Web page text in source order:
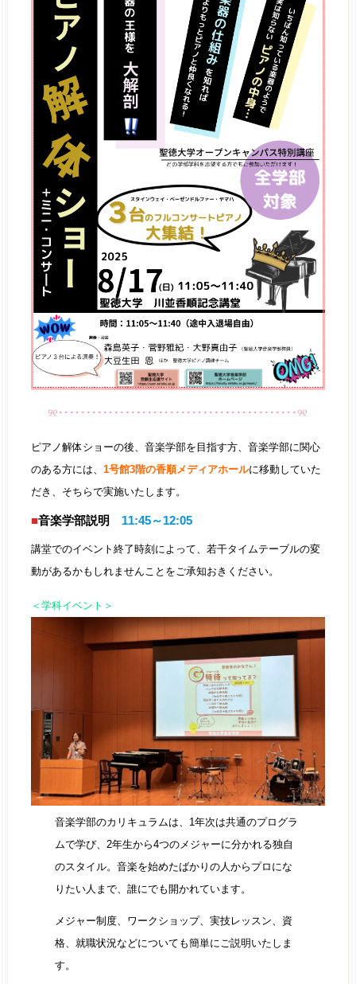
୨୧･･･････････････････････････････････････････୨୧
ピアノ解体ショーの後、音楽学部を目指す方、音楽学部に関心
のある方には、1号館3階の香順メディアホールに移動していた
だき、そちらで実施いたします。
■音楽学部説明 11:45～12:05
講堂でのイベント終了時刻によって、若干タイムテーブルの変
動があるかもしれませんことをご承知おきください。
＜学科イベント＞
音楽学部のカリキュラムは、1年次は共通のプログラ
ムで学び、2年⽣から4つのメジャーに分かれる独自
のスタイル。音楽を始めたばかりの人からプロにな
りたい人まで、誰にでも開かれています。
メジャー制度、ワークショップ、実技レッスン、資
格、就職状況などについても簡単にご説明いたしま
す。